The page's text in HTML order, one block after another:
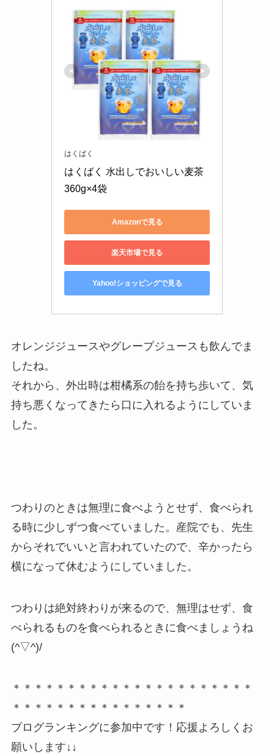
はくばく
はくばく 水出しでおいしい麦茶
360g×4袋
Amazonで見る
楽天市場で見る
Yahoo!ショッピングで見る
オレンジジュースやグレープジュースも飲んでま
したね。
それから、外出時は柑橘系の飴を持ち歩いて、気
持ち悪くなってきたら口に入れるようにしていま
した。
つわりのときは無理に食べようとせず、食べられ
る時に少しずつ食べていました。産院でも、先生
からそれでいいと言われていたので、辛かったら
横になって休むようにしていました。
つわりは絶対終わりが来るので、無理はせず、食
べられるものを食べられるときに食べましょうね
(^▽^)/
＊＊＊＊＊＊＊＊＊＊＊＊＊＊＊＊＊＊＊＊＊＊
＊＊＊＊＊＊＊＊＊＊＊＊＊＊＊＊
ブログランキングに参加中です！応援よろしくお
願いします↓↓